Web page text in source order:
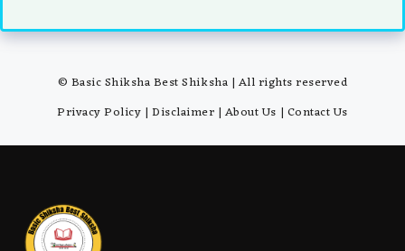
© Basic Shiksha Best Shiksha | All rights reserved
Privacy Policy |Disclaimer | About Us | Contact Us